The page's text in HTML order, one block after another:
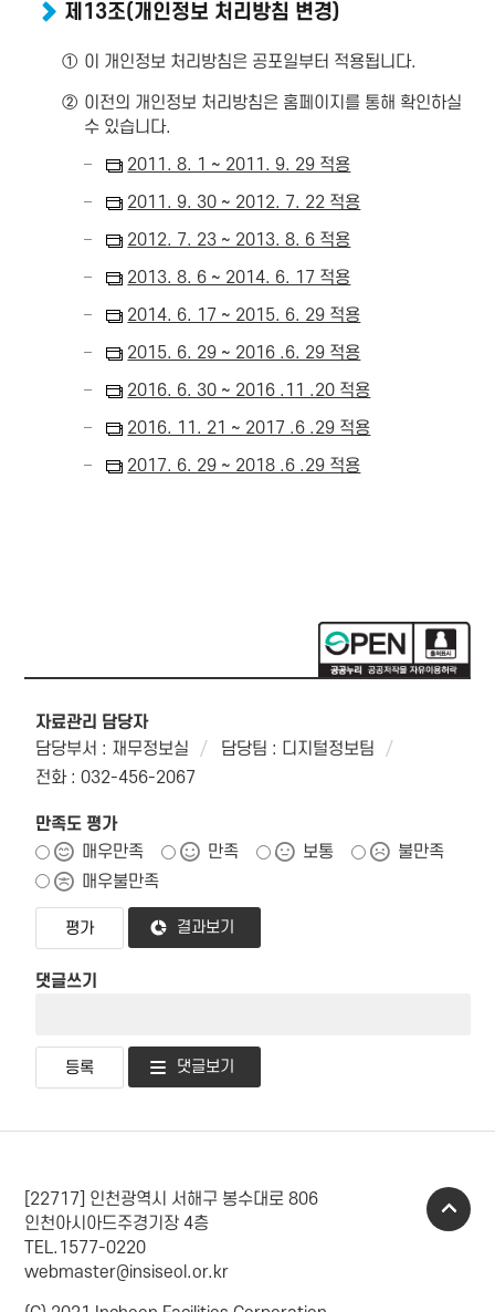
제13조(개인정보 처리방침 변경)
① 이 개인정보 처리방침은 공포일부터 적용됩니다.
② 이전의 개인정보 처리방침은 홈페이지를 통해 확인하실
수 있습니다.
2011. 8. 1 ~ 2011. 9. 29 적용
2011. 9. 30 ~ 2012. 7. 22 적용
2012. 7. 23 ~ 2013. 8. 6 적용
2013. 8. 6 ~ 2014. 6. 17 적용
2014. 6. 17 ~ 2015. 6. 29 적용
2015. 6. 29 ~ 2016 .6. 29 적용
2016. 6. 30 ~ 2016 .11 .20 적용
2016. 11. 21 ~ 2017 .6 .29 적용
2017. 6. 29 ~ 2018 .6 .29 적용
자료관리 담당자
담당부서 : 재무정보실
담당팀 : 디지털정보팀
전화 : 032-456-2067
만족도 평가
매우만족
만족 보통
불만족
매우불만족
결과보기
댓글쓰기
댓글보기
[22717] 인천광역시 서해구 봉수대로 806
인천아시아드주경기장 4층
TEL.1577-0220
webmaster@insiseol.or.kr